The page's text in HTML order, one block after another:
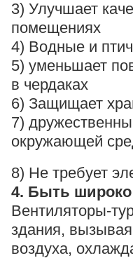
3) Улучшает
помещениях
4) Водные и
5) уменьшает
в чердаках
6) Защищает
7)
окружающей
8) Не требует
4. Быть
Вентиляторы-
здания,
воздуха,